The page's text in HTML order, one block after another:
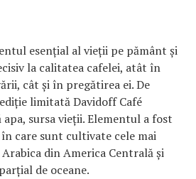
esențial al vieții pe pământ și
la calitatea cafelei, atât în
cât și în pregătirea ei. De
limitată Davidoff Café
sursa vieții. Elementul a fost
care sunt cultivate cele mai
Arabica din America Centrală și
de oceane.